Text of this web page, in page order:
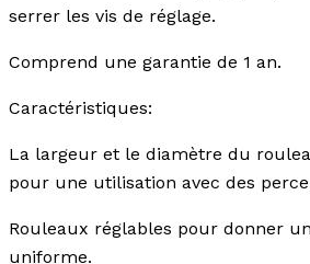
serrer les vis de réglage.
Comprend une garantie de 1 an.
Caractéristiques:
La largeur et le diamètre du
pour une utilisation avec des
Rouleaux réglables pour donner
uniforme.